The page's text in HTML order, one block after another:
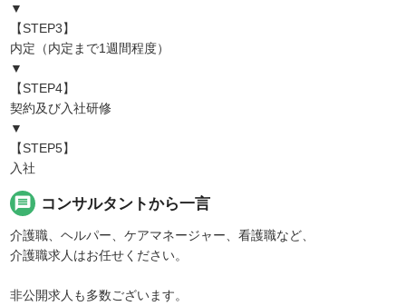
▼
【STEP3】
内定（内定まで1週間程度）
▼
【STEP4】
契約及び入社研修
▼
【STEP5】
入社
message コンサルタントから一言
介護職、ヘルパー、ケアマネージャー、看護職など、
介護職求人はお任せください。
非公開求人も多数ございます。